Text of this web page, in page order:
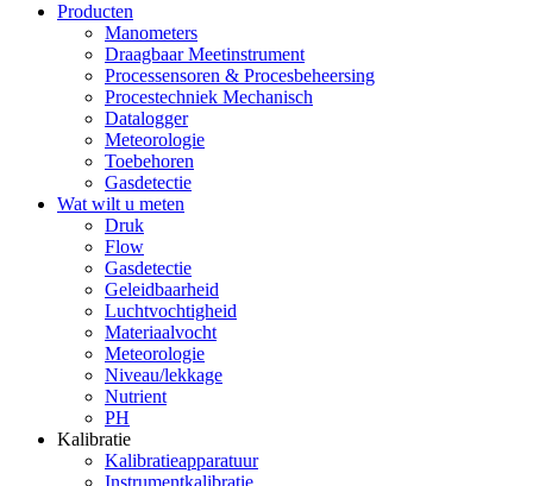
Producten
Manometers
Draagbaar Meetinstrument
Processensoren & Procesbeheersing
Procestechniek Mechanisch
Datalogger
Meteorologie
Toebehoren
Gasdetectie
Wat wilt u meten
Druk
Flow
Gasdetectie
Geleidbaarheid
Luchtvochtigheid
Materiaalvocht
Meteorologie
Niveau/lekkage
Nutrient
PH
Kalibratie
Kalibratieapparatuur
Instrumentkalibratie